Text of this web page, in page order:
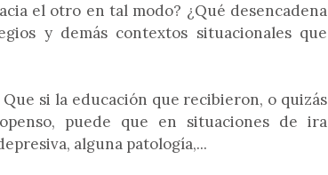
el otro en tal modo? ¿Qué desencadena
y demás contextos situacionales que
si la educación que recibieron, o quizás
puede que en situaciones de ira
alguna patología,...